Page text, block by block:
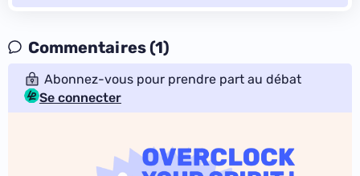
Commentaires (1)
Abonnez-vous pour prendre part au débat
Se connecter